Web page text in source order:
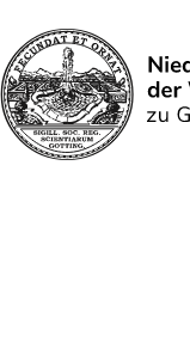
Suchen